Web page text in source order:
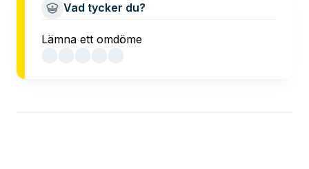
Vad tycker du?
Lämna ett omdöme